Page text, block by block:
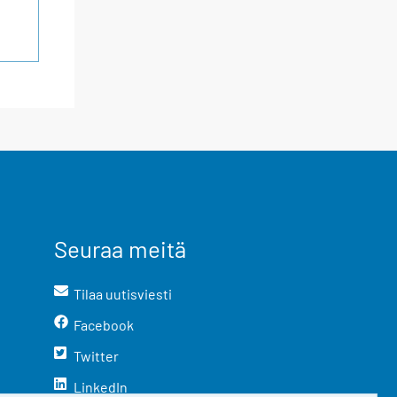
Seuraa meitä
Tilaa uutisviesti
Facebook
Twitter
LinkedIn